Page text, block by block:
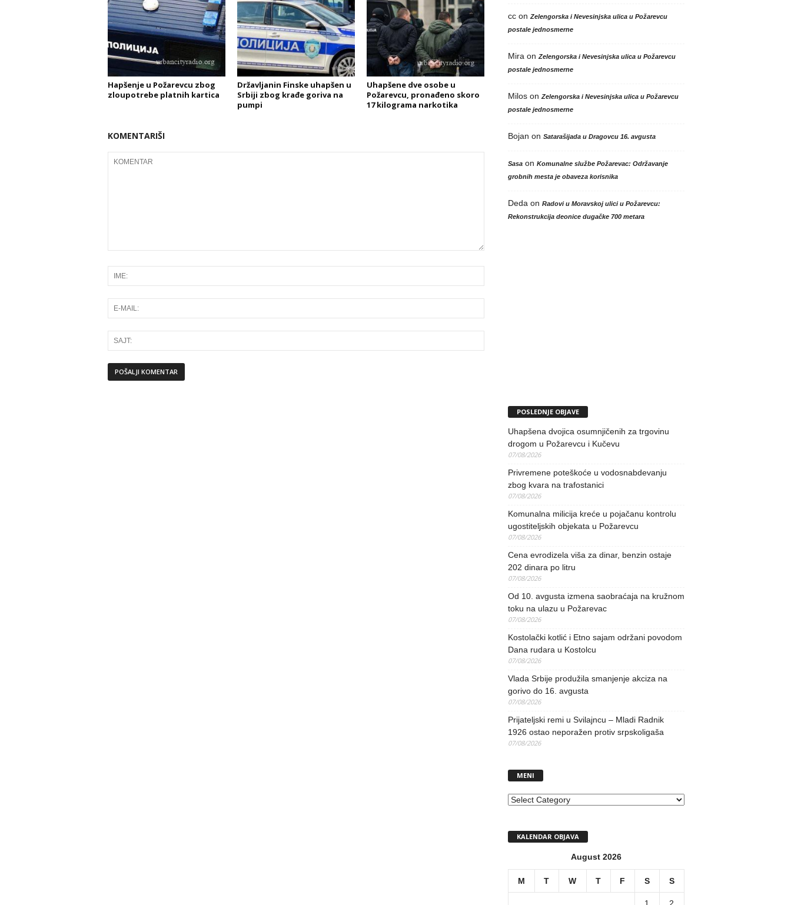
Hapšenje u Požarevcu zbog
zloupotrebe platnih kartica
Državljanin Finske uhapšen u
Srbiji zbog krađe goriva na
pumpi
Uhapšene dve osobe u
Požarevcu, pronađeno skoro
17 kilograma narkotika
KOMENTARIŠI
ccon Zelengorska i Nevesinjska ulica u Požarevcu
postale jednosmerne
Mira on Zelengorska i Nevesinjska ulica u Požarevcu
postale jednosmerne
Miloson Zelengorska i Nevesinjska ulica u Požarevcu
postale jednosmerne
Bojan on Satarašijada u Dragovcu 16. avgusta
Sasaon Komunalne službe Požarevac: Održavanje
grobnih mesta je obaveza korisnika
Deda on Radovi u Moravskoj ulici u Požarevcu:
Rekonstrukcija deonice dugačke 700 metara
POSLEDNJE OBJAVE
Uhapšena dvojica osumnjičenih za trgovinu
drogom u Požarevcu i Kučevu
07/08/2026
Privremene poteškoće u vodosnabdevanju
zbog kvara na trafostanici
07/08/2026
Komunalna milicija kreće u pojačanu kontrolu
ugostiteljskih objekata u Požarevcu
07/08/2026
Cena evrodizela viša za dinar, benzin ostaje
202 dinara po litru
07/08/2026
Od 10. avgusta izmena saobraćaja na kružnom
toku na ulazu u Požarevac
07/08/2026
Kostolački kotlić i Etno sajam održani povodom
Dana rudara u Kostolcu
07/08/2026
Vlada Srbije produžila smanjenje akciza na
gorivo do 16. avgusta
07/08/2026
Prijateljski remi u Svilajncu – Mladi Radnik
1926 ostao neporažen protiv srpskoligaša
07/08/2026
MENI
MENI
KALENDAR OBJAVA
August 2026
M T W T F S S
1 2